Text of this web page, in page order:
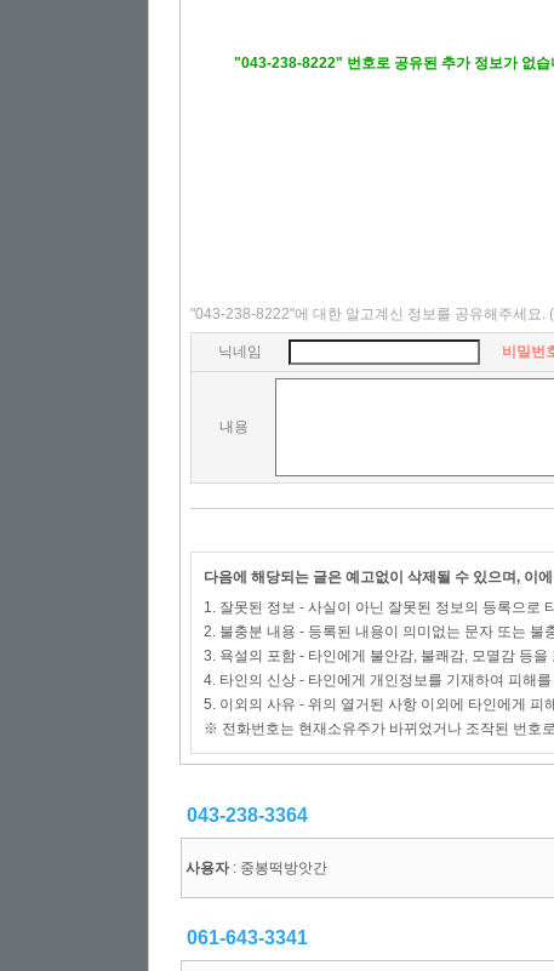
"043-238-8222" 번호로 공유된 추가 정보가 없습
"043-238-8222"에 대한 알고계신 정보를 공유해주세요.
닉네임 비밀번
내용
다음에 해당되는 글은 예고없이 삭제될 수 있으며, 이
1. 잘못된 정보 - 사실이 아닌 잘못된 정보의 등록으로
2. 불충분 내용 - 등록된 내용이 의미없는 문자 또는 불
3. 욕설의 포함 - 타인에게 불안감, 불쾌감, 모멸감 등을
4. 타인의 신상 - 타인에게 개인정보를 기재하여 피해
5. 이외의 사유 - 위의 열거된 사항 이외에 타인에게 피
※ 전화번호는 현재소유주가 바뀌었거나 조작된 번호
043-238-3364
사용자: 중봉떡방앗간
061-643-3341